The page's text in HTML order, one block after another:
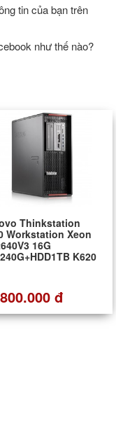
tin của bạn trên
như thế nào?
Thinkstation
Workstation Xeon
16G
K620
đ